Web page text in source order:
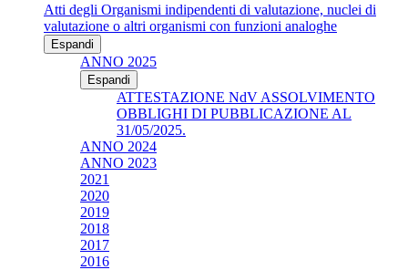
Atti degli Organismi indipendenti di valutazione, nuclei di
valutazione o altri organismi con funzioni analoghe
Espandi
ANNO 2025
Espandi
ATTESTAZIONE NdV ASSOLVIMENTO
OBBLIGHI DI PUBBLICAZIONE AL
31/05/2025.
ANNO 2024
ANNO 2023
2021
2020
2019
2018
2017
2016